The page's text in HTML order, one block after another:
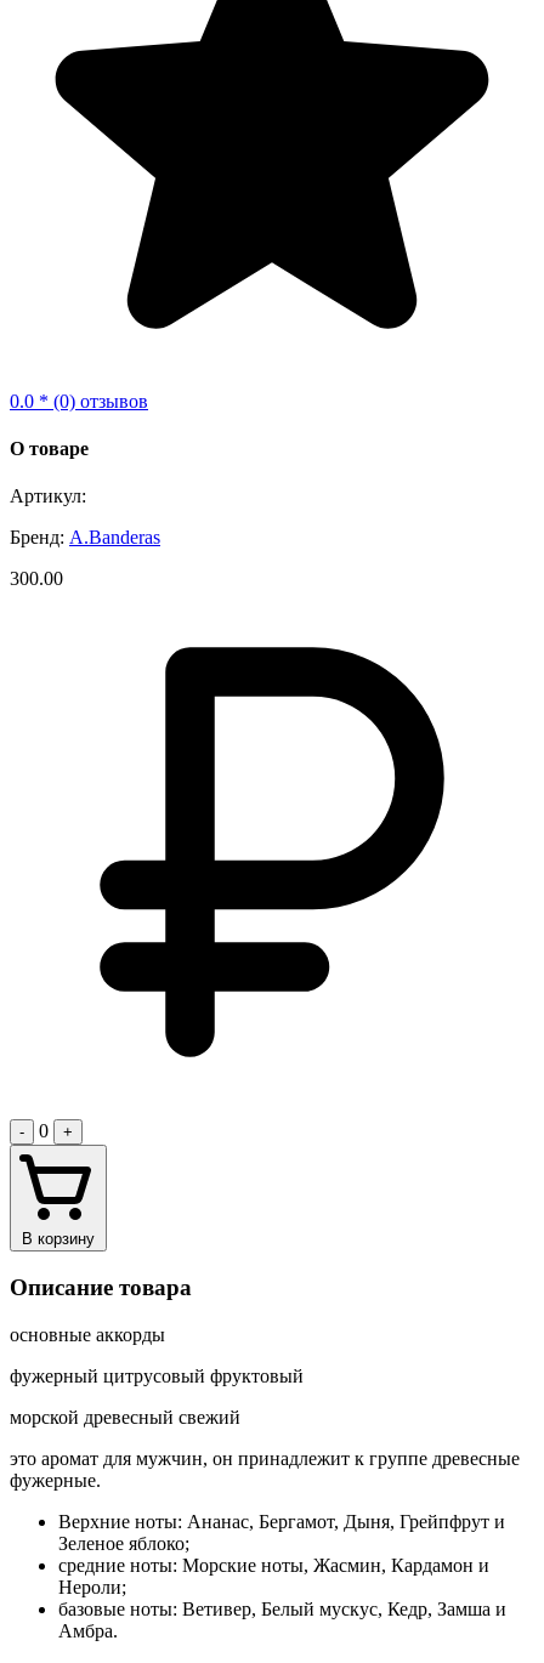
0.0 * (0) отзывов
О товаре
Артикул:
Бренд: A.Banderas
300.00
- 0 +
В корзину
Описание товара
основные аккорды
фужерный цитрусовый фруктовый
морской древесный свежий
это аромат для мужчин, он принадлежит к группе древесные
фужерные.
Верхние ноты: Ананас, Бергамот, Дыня, Грейпфрут и
Зеленое яблоко;
средние ноты: Морские ноты, Жасмин, Кардамон и
Нероли;
базовые ноты: Ветивер, Белый мускус, Кедр, Замша и
Амбра.